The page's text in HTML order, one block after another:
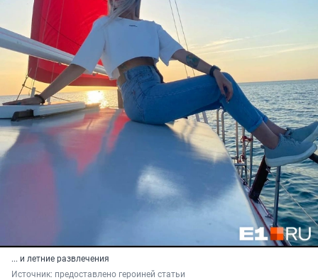
... и летние развлечения
Источник: предоставлено героиней статьи